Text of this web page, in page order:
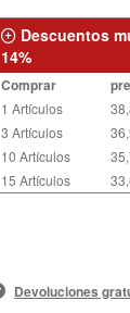
Descuentos
14%
Comprar
1 Artículos
3 Artículos
10 Artículos
15 Artículos
Devoluciones